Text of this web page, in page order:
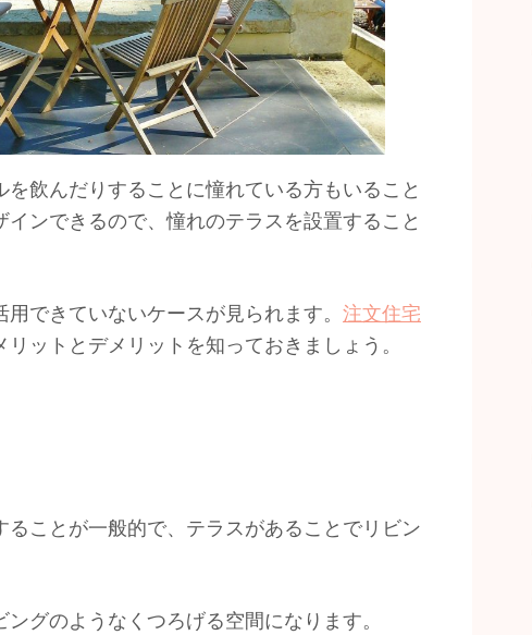
飲んだりすることに憧れている方もいること
ンできるので、憧れのテラスを設置すること
できていないケースが見られます。 注文住宅
リットとデメリットを知っておきましょう。
ことが一般的で、テラスがあることでリビン
グのようなくつろげる空間になります。